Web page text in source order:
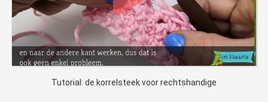
Tutorial: de korrelsteek voor rechtshandige